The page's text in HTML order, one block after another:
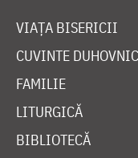
VIAȚA BISERICII
CUVINTE
FAMILIE
LITURGICĂ
BIBLIOTECĂ